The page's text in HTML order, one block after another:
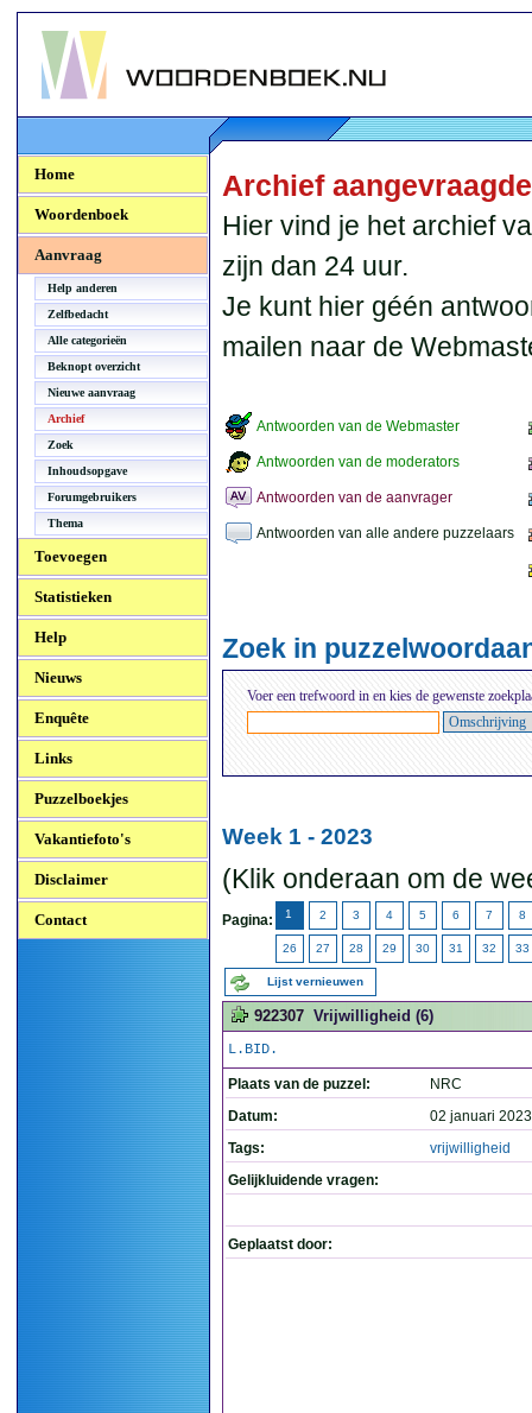
Woordenboek.NU
Home
Woordenboek
Aanvraag
Help anderen
Zelfbedacht
Alle categorieën
Beknopt overzicht
Nieuwe aanvraag
Archief
Zoek
Inhoudsopgave
Forumgebruikers
Thema
Toevoegen
Statistieken
Help
Nieuws
Enquête
Links
Puzzelboekjes
Vakantiefoto's
Disclaimer
Contact
Archief
Hier vind je het archief
zijn dan 24 uur.
Je kunt hier géén
mailen naar de
Antwoorden van de Webmaster
Antwoorden van de moderators
Antwoorden van de aanvrager
Antwoorden van alle andere puzzelaars
Zoek in
Voer een trefwoord in en kies de gewenste
Week 1 - 2023
(Klik onderaan om de
Pagina: 1 2 3 4 5 6 7 8
26 27 28 29 30 31 32 33
Lijst vernieuwen
922307 Vrijwilligheid (6)
L.BID.
Plaats van de puzzel:
NRC
Datum:
02 januari
Tags:
vrijwilligheid
Gelijkluidende vragen:
Geplaatst door: